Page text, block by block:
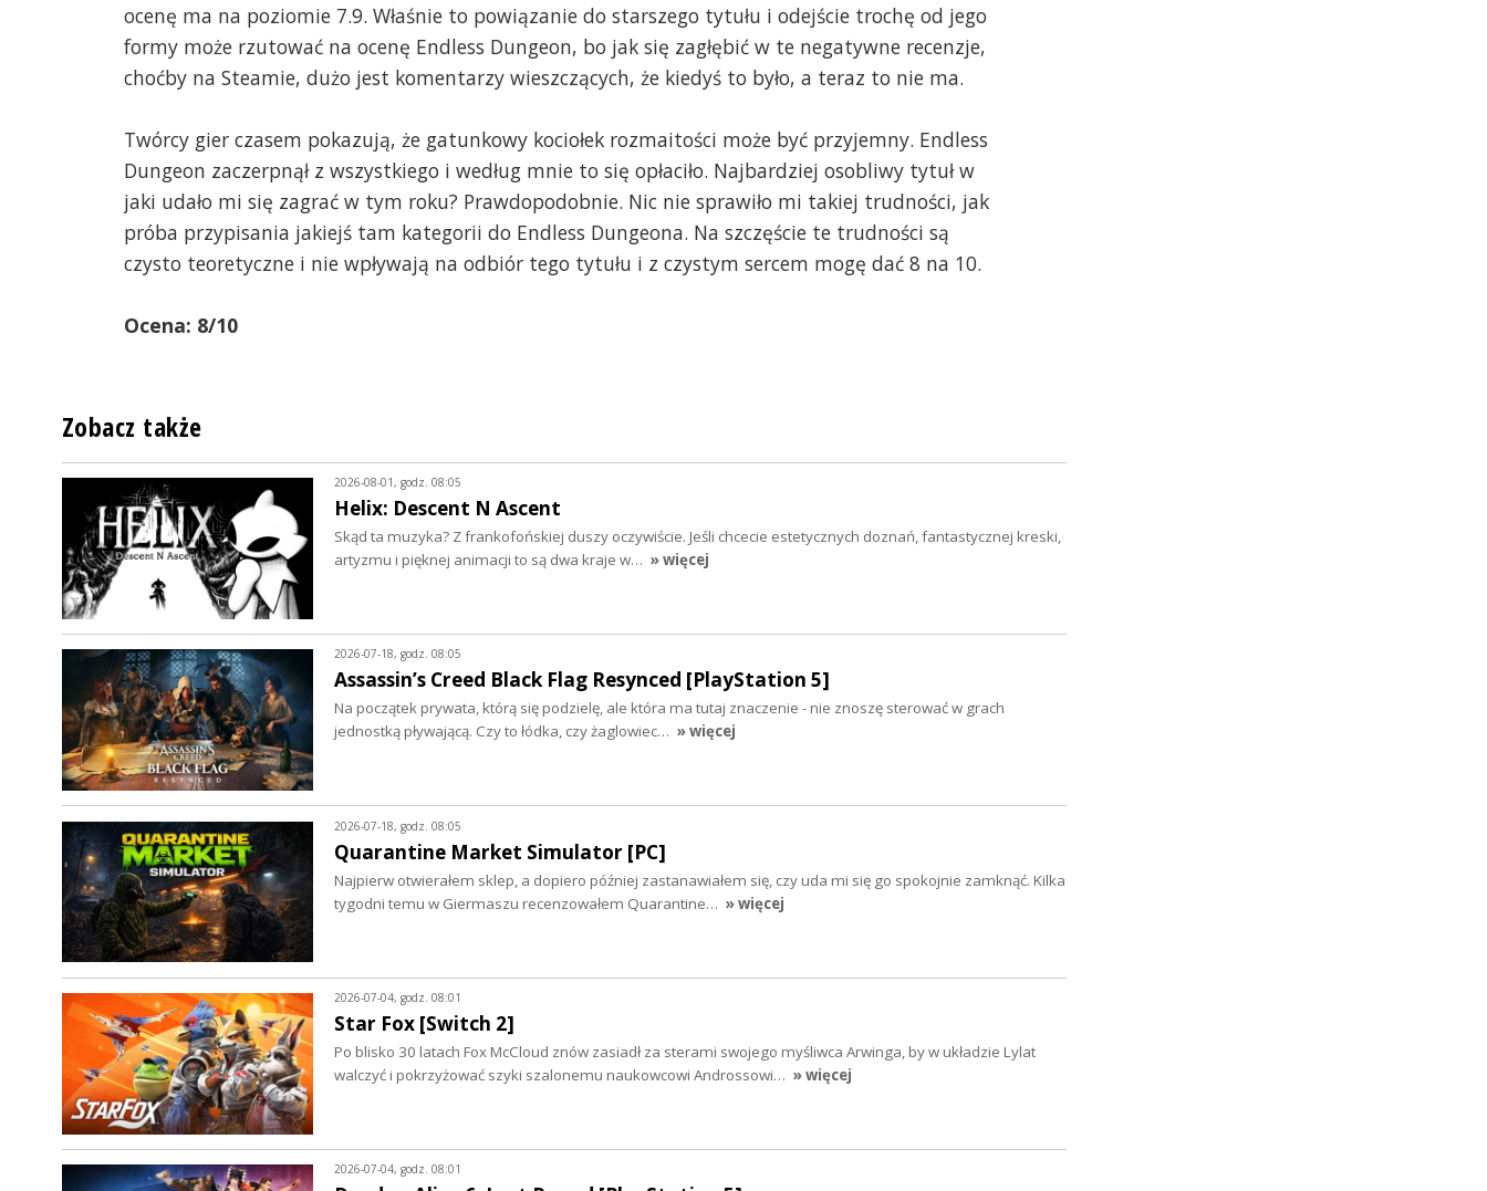
ocenę ma na poziomie 7.9. Właśnie to powiązanie do starszego tytułu i odejście trochę od jego
formy może rzutować na ocenę Endless Dungeon, bo jak się zagłębić w te negatywne recenzje,
choćby na Steamie, dużo jest komentarzy wieszczących, że kiedyś to było, a teraz to nie ma.
Twórcy gier czasem pokazują, że gatunkowy kociołek rozmaitości może być przyjemny. Endless
Dungeon zaczerpnął z wszystkiego i według mnie to się opłaciło. Najbardziej osobliwy tytuł w
jaki udało mi się zagrać w tym roku? Prawdopodobnie. Nic nie sprawiło mi takiej trudności, jak
próba przypisania jakiejś tam kategorii do Endless Dungeona. Na szczęście te trudności są
czysto teoretyczne i nie wpływają na odbiór tego tytułu i z czystym sercem mogę dać 8 na 10.
Ocena: 8/10
Zobacz także
2026-08-01, godz. 08:05
Helix: Descent N Ascent
Skąd ta muzyka? Z frankofońskiej duszy oczywiście. Jeśli chcecie estetycznych doznań, fantastycznej kreski,
artyzmu i pięknej animacji to są dwa kraje w… » więcej
2026-07-18, godz. 08:05
Assassin’s Creed Black Flag Resynced [PlayStation 5]
Na początek prywata, którą się podzielę, ale która ma tutaj znaczenie - nie znoszę sterować w grach
jednostką pływającą. Czy to łódka, czy żaglowiec… » więcej
2026-07-18, godz. 08:05
Quarantine Market Simulator [PC]
Najpierw otwierałem sklep, a dopiero później zastanawiałem się, czy uda mi się go spokojnie zamknąć. Kilka
tygodni temu w Giermaszu recenzowałem Quarantine… » więcej
2026-07-04, godz. 08:01
Star Fox [Switch 2]
Po blisko 30 latach Fox McCloud znów zasiadł za sterami swojego myśliwca Arwinga, by w układzie Lylat
walczyć i pokrzyżować szyki szalonemu naukowcowi Androssowi… » więcej
2026-07-04, godz. 08:01